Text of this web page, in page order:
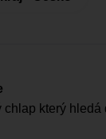
chlap který